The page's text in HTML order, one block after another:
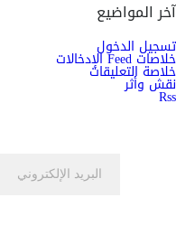
آخر المواضيع
تسجيل الدخول
خلاصات Feed الإدخالات
خلاصة التعليقات
نقش وأثر
Rss